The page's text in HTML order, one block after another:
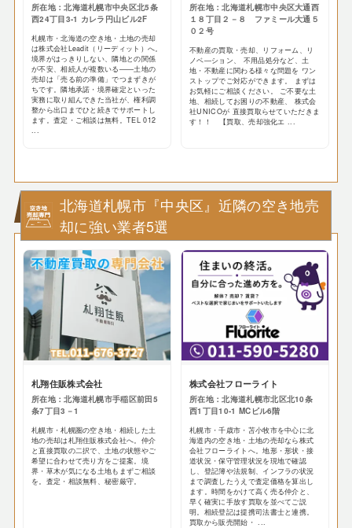
所在地：北海道札幌市中央区北5条
西24丁目3-1 カレラ円山ビル2F
札幌市・北海道の空き地・土地の売却
は株式会社Leadit（リーディット）へ。
境界がはっきりしない、隣地との関係
が不安、相続人が複数いる——土地の
売却は「売る前の準備」でつまずきが
ちです。隣地承諾・境界確定といった
実務に取り組んできた当社が、権利調
整から出口までひと続きでサポートし
ます。査定・ご相談は無料。TEL 012
...
所在地：北海道札幌市中央区大通西
１８丁目２－８ ファミール大通５
０２号
不動産の買取・売却、リフォーム、リ
ノベ―ション、 不用品処分など、土
地・不動産に関わる様々な問題を ワン
ストップでご対応ができます。 まずは
お気軽にご相談ください。 ご不要な土
地、相続してお困りの不動産、 株式会
社UNICOが 直接買取らせていただきま
す！！ 【買取、売却強化エ ...
北海道札幌市『中央区』近隣の空き地売
却に強い業者5選
札翔住販株式会社
所在地：北海道札幌市手稲区前田5
条7丁目3－1
札幌市・札幌圏の空き地・相続した土
地の売却は札翔住販株式会社へ。仲介
と直接買取の二択で、土地の状態やご
希望に合わせて売り方をご提案。境
界・草木が気になる土地もまずご相談
を。査定・相談無料、秘密厳守。
株式会社フローライト
所在地：北海道札幌市北区北10条
西1丁目10-1 MCビル6階
札幌市・千歳市・苫小牧市を中心に北
海道内の空き地・土地の売却なら株式
会社フローライトへ。地形・形状・接
道状況・保守管理状況を現地で確認
し、登記簿や法規制、インフラの状況
まで調査したうえで査定価格を算出し
ます。時間をかけて高く売る仲介と、
早く確実に手放す買取を並べてご説
明。相続登記は提携司法書士と連携。
買取から販売開始・ ...